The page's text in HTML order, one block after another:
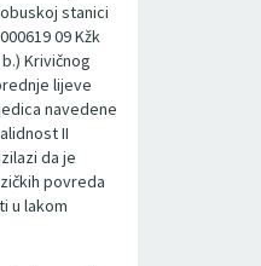
stanici
09 Kžk
Krivičnog
lijeve
navedene
II
da je
povreda
u lakom